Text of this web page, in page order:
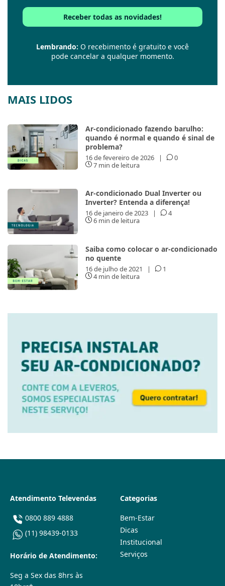
Lembrando: O recebimento é gratuito e você
pode cancelar a qualquer momento.
MAIS LIDOS
Ar-condicionado fazendo barulho:
quando é normal e quando é sinal de
problema?
16 de fevereiro de 2026 |
0
7 min de leitura
Ar-condicionado Dual Inverter ou
Inverter? Entenda a diferença!
16 de janeiro de 2023 |
4
6 min de leitura
Saiba como colocar o ar-condicionado
no quente
16 de julho de 2021 |
1
4 min de leitura
Atendimento Televendas
0800 889 4888
(11) 98439-0133
Horário de Atendimento:
Seg a Sex das 8hrs às
Categorias
Bem-Estar
Dicas
Institucional
Serviços